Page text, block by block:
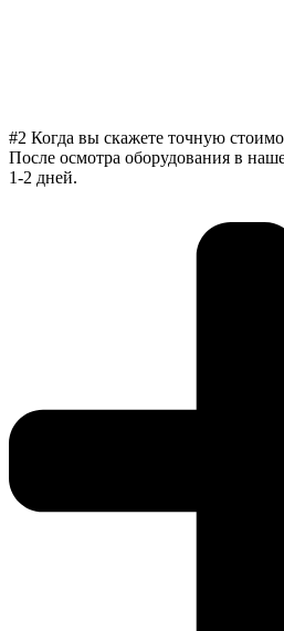
#2 Когда вы скажете точную
После осмотра оборудования в
1-2 дней.